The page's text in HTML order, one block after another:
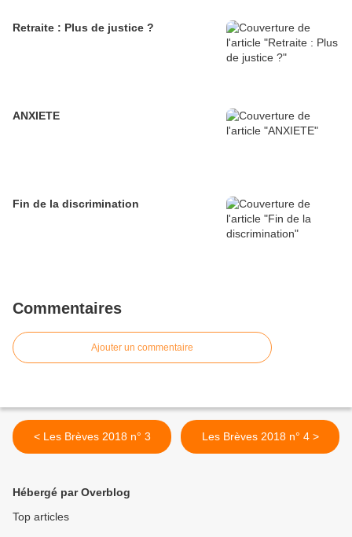
Retraite : Plus de justice ?
ANXIETE
Fin de la discrimination
Commentaires
Ajouter un commentaire
< Les Brèves 2018 n° 3 Les Brèves 2018 n° 4 >
Hébergé par Overblog
Top articles